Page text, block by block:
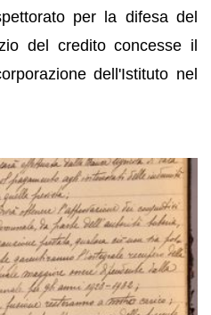
per la difesa del
del credito concesse il
dell'Istituto nel